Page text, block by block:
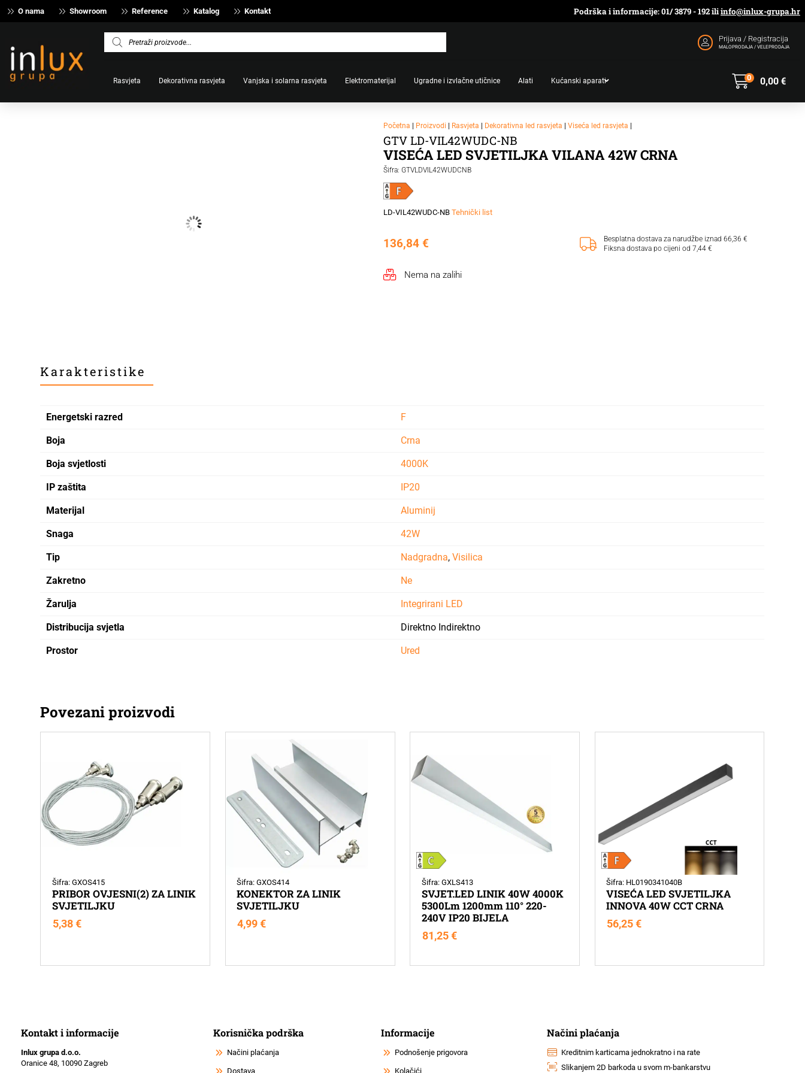
O nama Showroom Reference Katalog Kontakt Podrška i informacije: 01/ 3879 - 192 iliinfo@inlux-grupa.hr
Products
search
Prijava / Registracija
MALOPRODAJA / VELEPRODAJA
Rasvjeta Dekorativna rasvjeta Vanjska i solarna rasvjeta Elektromaterijal Ugradne i izvlačne utičnice Alati Kućanski aparati 0,00€
0
Početna | Proizvodi | Rasvjeta | Dekorativna led rasvjeta |Viseća led rasvjeta |
GTV LD-VIL42WUDC-NB
VISEĆA LED SVJETILJKA VILANA 42W CRNA
Šifra: GTVLDVIL42WUDCNB
LD-VIL42WUDC-NBTehnički list
136,84€
Besplatna dostava za narudžbe iznad 66,36 €
Fiksna dostava po cijeni od 7,44 €
Nema na zalihi
Karakteristike
Energetski razred F
Boja Crna
Boja svjetlosti 4000K
IP zaštita IP20
Materijal Aluminij
Snaga 42W
Tip Nadgradna,Visilica
Zakretno Ne
Žarulja Integrirani LED
Distribucija svjetla Direktno Indirektno
Prostor Ured
Povezani proizvodi
Šifra: GXOS415
PRIBOR OVJESNI(2) ZA LINIK
SVJETILJKU
5,38 €
Šifra: GXOS414
KONEKTOR ZA LINIK
SVJETILJKU
4,99€
Šifra: GXLS413
SVJET.LED LINIK 40W 4000K
5300Lm 1200mm 110° 220-
240V IP20 BIJELA
81,25 €
Šifra: HL0190341040B
VISEĆA LED SVJETILJKA
INNOVA 40W CCT CRNA
56,25€
Kontakt i informacije
Inlux grupa d.o.o.
Oranice 48, 10090 Zagreb
Korisnička podrška
Načini plaćanja
Dostava
Informacije
Podnošenje prigovora
Kolačići
Načini plaćanja
Kreditnim karticama jednokratno i na rate
Slikanjem 2D barkoda u svom m-bankarstvu